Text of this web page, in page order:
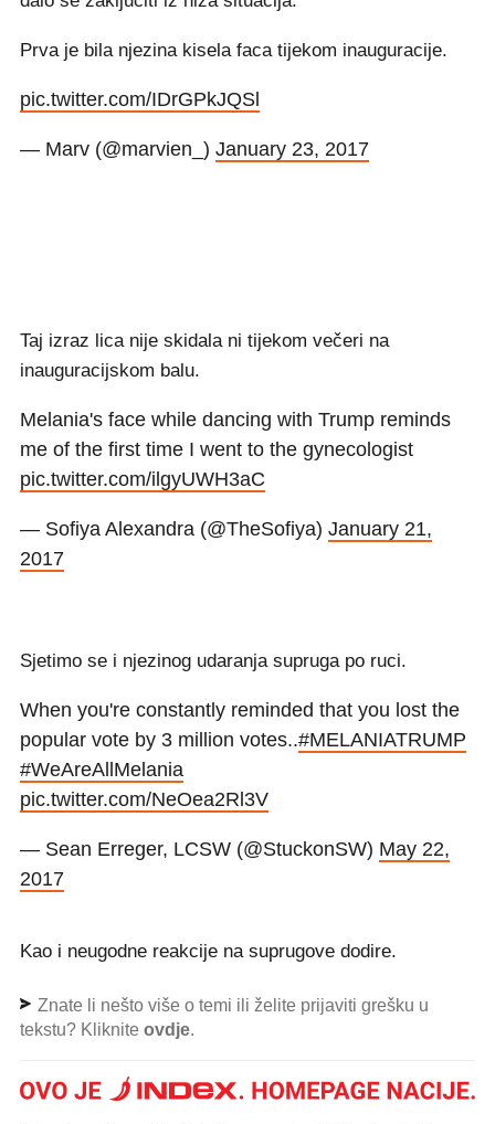
Prva je bila njezina kisela faca tijekom inauguracije.
pic.twitter.com/IDrGPkJQSl
— Marv (@marvien_) January 23, 2017
Taj izraz lica nije skidala ni tijekom večeri na
inauguracijskom balu.
Melania's face while dancing with Trump reminds
me of the first time I went to the gynecologist
pic.twitter.com/ilgyUWH3aC
— Sofiya Alexandra (@TheSofiya) January 21,
2017
Sjetimo se i njezinog udaranja supruga po ruci.
When you're constantly reminded that you lost the
popular vote by 3 million votes..#MELANIATRUMP
#WeAreAllMelania
pic.twitter.com/NeOea2Rl3V
— Sean Erreger, LCSW (@StuckonSW) May 22,
2017
Kao i neugodne reakcije na suprugove dodire.
Znate li nešto više o temi ili želite prijaviti grešku u
tekstu? Kliknite ovdje.